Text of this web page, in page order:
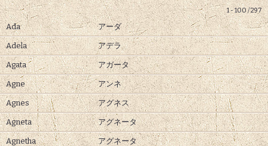
1 - 100 / 297
Ada アーダ
Adela アデラ
Agata アガータ
Agne アンネ
Agnes アグネス
Agneta アグネータ
Agnetha アグネータ